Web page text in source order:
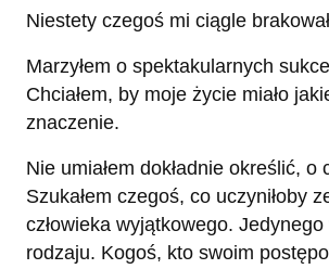
Niestety czegoś mi ciągle
Marzyłem o spektakularnych
Chciałem, by moje życie miało
znaczenie.
Nie umiałem dokładnie określić, o
Szukałem czegoś, co uczyniłoby
człowieka wyjątkowego.
rodzaju. Kogoś, kto swoim